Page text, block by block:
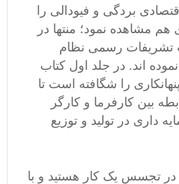
بردگی و فیودالی را
هم مشاهده نمود؛ منتها در
تشریفات رسمی نظام
اند. در جلد اول کتاب
را شگافته است تا
بین کارفرما و کارگر
داری در تولید و توزیع
تجسس یک کار هستید و با